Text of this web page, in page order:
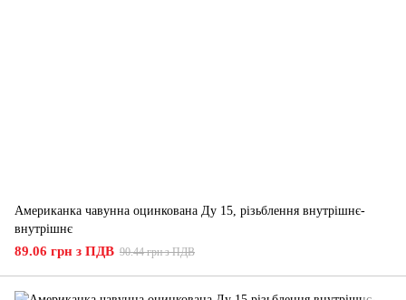
Американка чавунна оцинкована Ду 15, різьблення внутрішнє-
внутрішнє
89.06 грн з ПДВ 90.44 грн з ПДВ